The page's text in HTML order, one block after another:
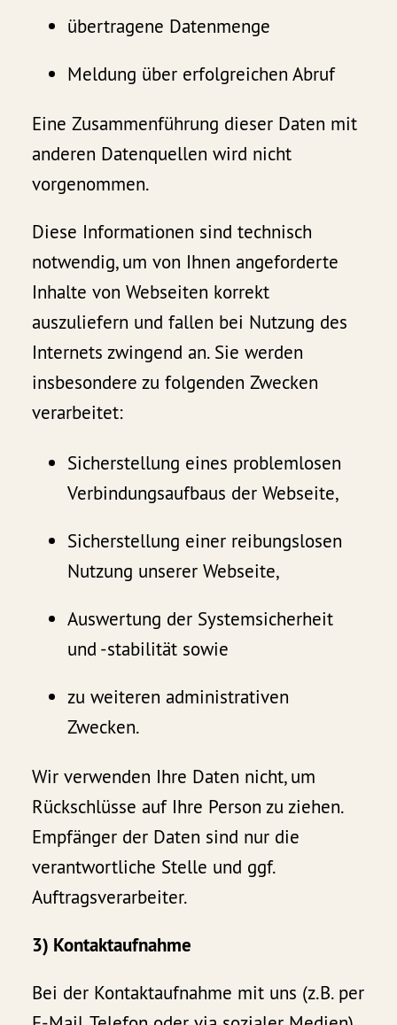
übertragene Datenmenge
Meldung über erfolgreichen Abruf
Eine Zusammenführung dieser Daten mit
anderen Datenquellen wird nicht
vorgenommen.
Diese Informationen sind technisch
notwendig, um von Ihnen angeforderte
Inhalte von Webseiten korrekt
auszuliefern und fallen bei Nutzung des
Internets zwingend an. Sie werden
insbesondere zu folgenden Zwecken
verarbeitet:
Sicherstellung eines problemlosen
Verbindungsaufbaus der Webseite,
Sicherstellung einer reibungslosen
Nutzung unserer Webseite,
Auswertung der Systemsicherheit
und -stabilität sowie
zu weiteren administrativen
Zwecken.
Wir verwenden Ihre Daten nicht, um
Rückschlüsse auf Ihre Person zu ziehen.
Empfänger der Daten sind nur die
verantwortliche Stelle und ggf.
Auftragsverarbeiter.
3) Kontaktaufnahme
Bei der Kontaktaufnahme mit uns (z.B. per